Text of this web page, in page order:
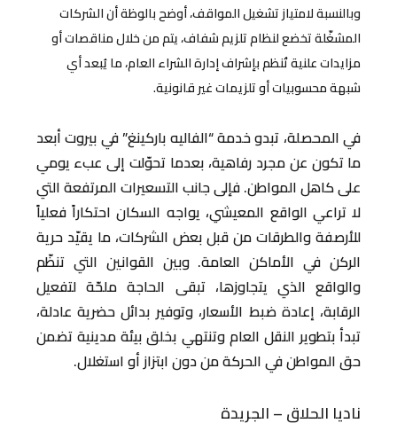
وبالنسبة لامتياز تشغيل المواقف، أوضح بالوظة أن الشركات
المشغّلة تخضع لنظام تلزيم شفاف، يتم من خلال مناقصات أو
مزايدات علنية تُنظم بإشراف إدارة الشراء العام، ما يُبعد أي
شبهة محسوبيات أو تلزيمات غير قانونية.
في المحصلة، تبدو خدمة “الفاليه باركينغ” في بيروت أبعد
ما تكون عن مجرد رفاهية، بعدما تحوّلت إلى عبء يومي
على كاهل المواطن. فإلى جانب التسعيرات المرتفعة التي
لا تراعي الواقع المعيشي، يواجه السكان احتكاراً فعلياً
للأرصفة والطرقات من قبل بعض الشركات، ما يقيّد حرية
الركن في الأماكن العامة. وبين القوانين التي تنظّم
والواقع الذي يتجاوزها، تبقى الحاجة ملحّة لتفعيل
الرقابة، إعادة ضبط الأسعار، وتوفير بدائل حضرية عادلة،
تبدأ بتطوير النقل العام وتنتهي بخلق بيئة مدينية تضمن
حق المواطن في الحركة من دون ابتزاز أو استغلال.
ناديا الحلاق – الجريدة